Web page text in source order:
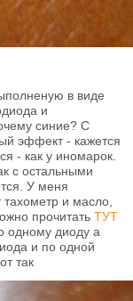
в виде
и
синие? С
эффект - кажется
- как у иномарок.
с остальными
У меня
и масло,
прочитать ТУТ
одному диоду а
и по одной
так